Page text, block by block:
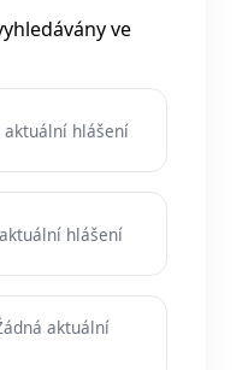
ve
aktuální hlášení
hlášení
aktuální